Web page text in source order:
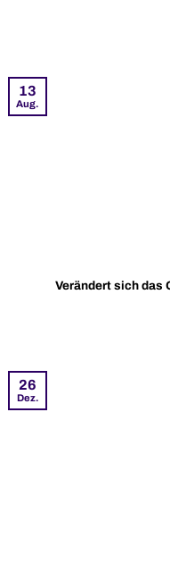
Verändert sich das
13
Aug.
26
Dez.